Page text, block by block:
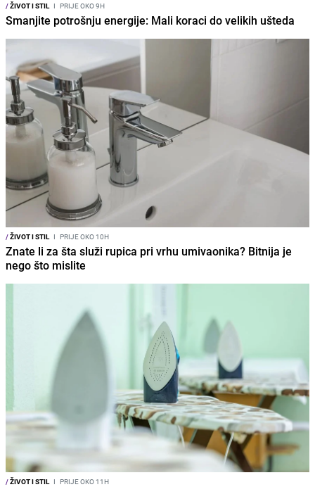
/ŽIVOT I STIL I PRIJE OKO 9H
Smanjite potrošnju energije: Mali koraci do velikih ušteda
/ŽIVOT I STIL I PRIJE OKO 10H
Znate li za šta služi rupica pri vrhu umivaonika? Bitnija je
nego što mislite
/ŽIVOT I STIL I PRIJE OKO 11H